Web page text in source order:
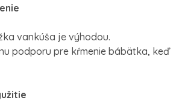
vankúša je výhodou.
podporu pre kŕmenie bábätka, keď